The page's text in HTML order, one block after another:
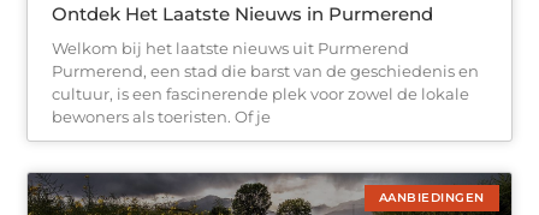
Ontdek Het Laatste Nieuws in Purmerend
Welkom bij het laatste nieuws uit Purmerend
Purmerend, een stad die barst van de geschiedenis en
cultuur, is een fascinerende plek voor zowel de lokale
bewoners als toeristen. Of je
AANBIEDINGEN